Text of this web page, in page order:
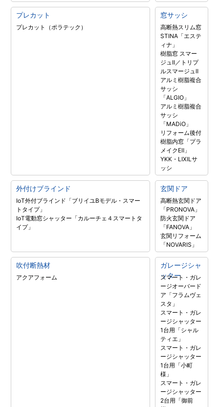
プレカット
プレカット（ポラテック）
窓サッシ
高断熱スリム窓
STINA「エステ
ィナ」
樹脂窓 スマー
ジュII／トリプ
ルスマージュII
アルミ樹脂複合
サッシ
「ALGIO」
アルミ樹脂複合
サッシ
「MADiO」
リフォーム後付
樹脂内窓「プラ
メイクEⅡ」
YKK・LIXILサ
ッシ
外付けブラインド
IoT外付ブラインド「ブリイユBモデル・スマー
トタイプ」
IoT電動窓シャッター「カルーチェ４スマートタ
イプ」
玄関ドア
高断熱玄関ドア
「PRONOVA」
防火玄関ドア
「FANOVA」
玄関リフォーム
「NOVARIS」
吹付断熱材
アクアフォーム
ガレージシャ
ッター
スマート・ガレ
ージオーバード
ア「フラムヴェ
スタ」
スマート・ガレ
ージシャッター
1台用「シャル
ティエ」
スマート・ガレ
ージシャッター
1台用「小町
様」
スマート・ガレ
ージシャッター
2台用「御前